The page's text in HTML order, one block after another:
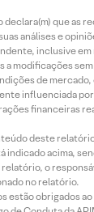
que as
análises e
inclusive em
modificações
de mercado,
influenciada
financeiras
deste
indicado acima,
relatório, o
no relatório.
estão obrigados